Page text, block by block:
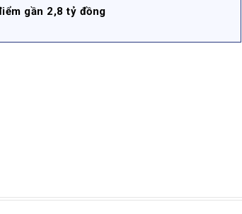
gần 2,8 tỷ đồng